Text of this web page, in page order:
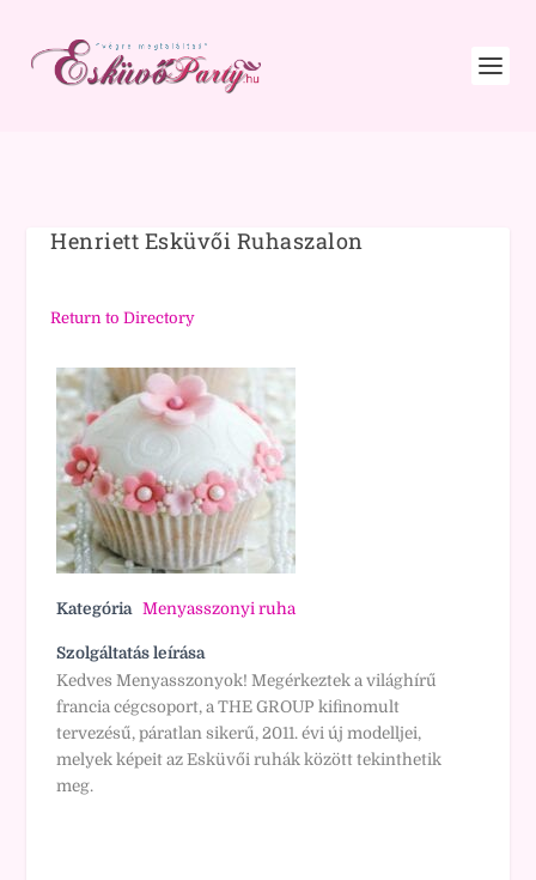
Henriett Esküvői Ruhaszalon
Return to Directory
Kategória Menyasszonyi ruha
Szolgáltatás leírása
Kedves Menyasszonyok! Megérkeztek a világhírű
francia cégcsoport, a THE GROUP kifinomult
tervezésű, páratlan sikerű, 2011. évi új modelljei,
melyek képeit az Esküvői ruhák között tekinthetik
meg.